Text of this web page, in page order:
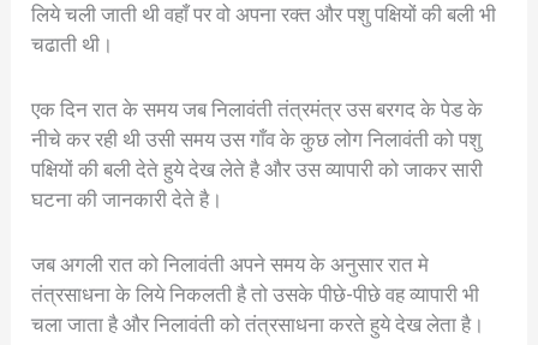
लिये चली जाती थी वहाँ पर वो अपना रक्त और पशु पक्षियों की बली भी
चढाती थी।
एक दिन रात के समय जब निलावंती तंत्रमंत्र उस बरगद के पेड के
नीचे कर रही थी उसी समय उस गाँव के कुछ लोग निलावंती को पशु
पक्षियों की बली देते हुये देख लेते है और उस व्यापारी को जाकर सारी
घटना की जानकारी देते है।
जब अगली रात को निलावंती अपने समय के अनुसार रात मे
तंत्रसाधना के लिये निकलती है तो उसके पीछे-पीछे वह व्यापारी भी
चला जाता है और निलावंती को तंत्रसाधना करते हुये देख लेता है।